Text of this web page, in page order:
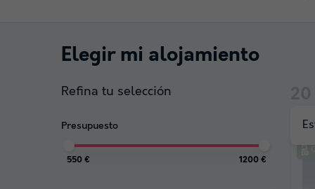
Elegir mi alojamiento
Refina tu selección
Presupuesto
550 € 1200 €